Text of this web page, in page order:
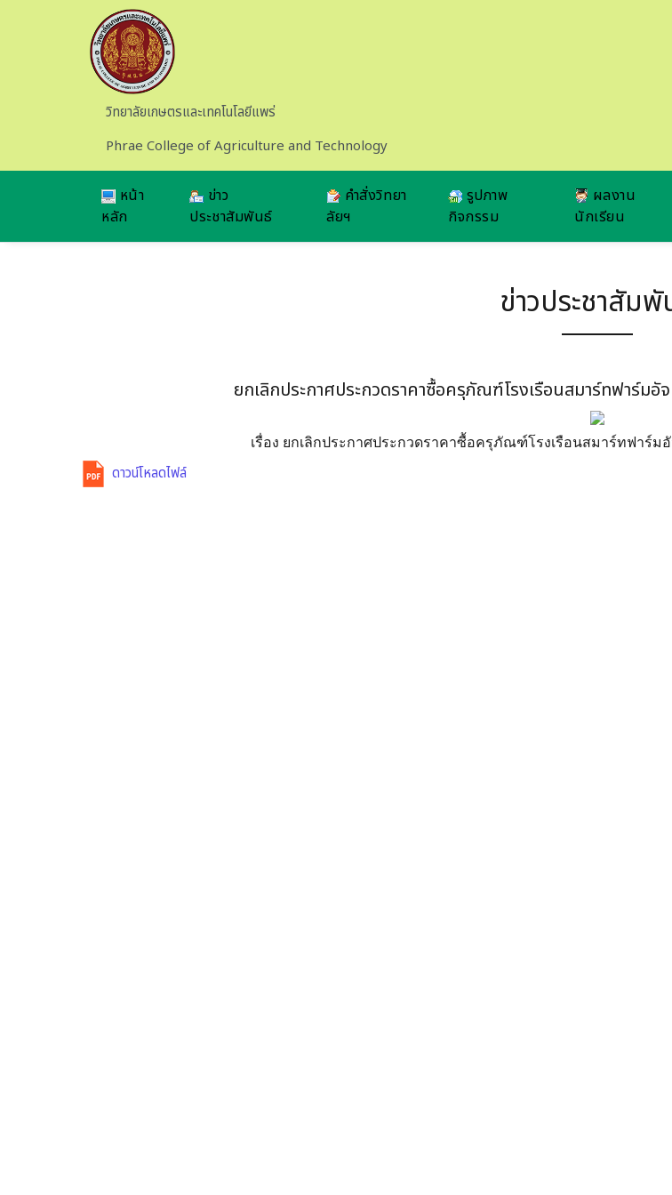
Skip to main content
วิทยาลัยเกษตรและเทคโนโลยีแพร่
Phrae College of Agriculture and Technology
หน้า
หลัก
ข่าว
ประชาสัมพันธ์
คำสั่งวิทยา
ลัยฯ
รูปภาพ
กิจกรรม
ผลงาน
นักเรียน
ข่าวประชาสัม
ยกเลิกประกาศประกวดราคาซื้อครุภัณฑ์โรงเรือนสมาร์ทฟาร์มอั
เรื่อง ยกเลิกประกาศประกวดราคาซื้อครุภัณฑ์โรงเรือนสมาร์ทฟาร์ม
ดาวน์โหลดไฟล์